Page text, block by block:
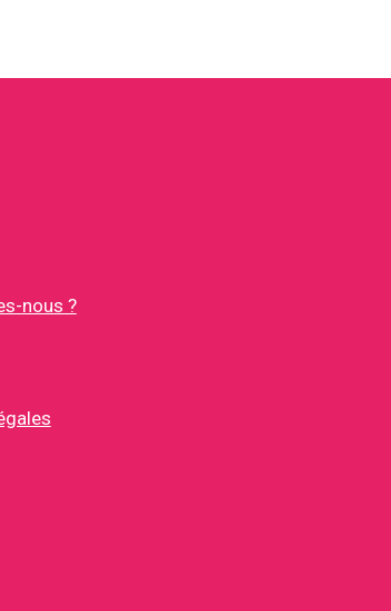
nous ?